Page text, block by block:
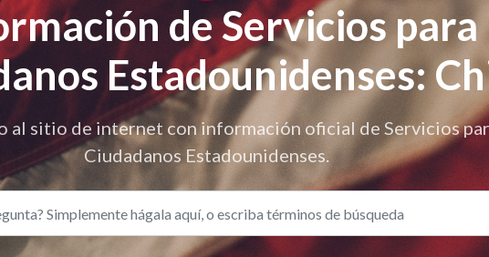
de Servicios para
Estadounidenses:
al sitio de internet con información oficial de Servicios
Ciudadanos Estadounidenses.